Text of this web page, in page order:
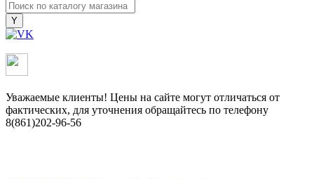
Уважаемые клиенты! Цены на сайте могут отличаться от
фактических, для уточнения обращайтесь по телефону
8(861)202-96-56